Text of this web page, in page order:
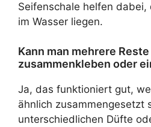
Seifenschale helfen
im Wasser liegen.
Kann man mehrere
zusammenkleben oder
Ja, das funktioniert gut,
ähnlich zusammengesetzt
unterschiedlichen Düfte